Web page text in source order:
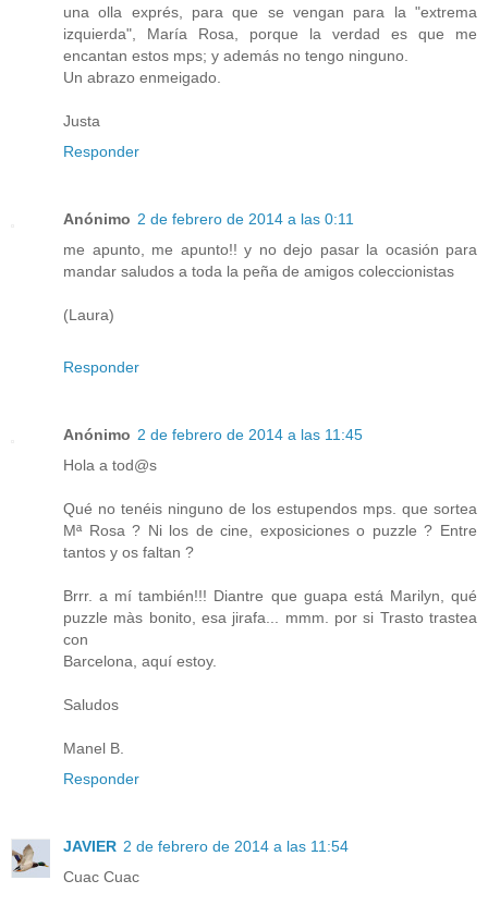
una olla exprés, para que se vengan para la "extrema
izquierda", María Rosa, porque la verdad es que me
encantan estos mps; y además no tengo ninguno.
Un abrazo enmeigado.
Justa
Responder
Anónimo 2 de febrero de 2014 a las 0:11
me apunto, me apunto!! y no dejo pasar la ocasión para
mandar saludos a toda la peña de amigos coleccionistas
(Laura)
Responder
Anónimo 2 de febrero de 2014 a las 11:45
Hola a tod@s
Qué no tenéis ninguno de los estupendos mps. que sortea
Mª Rosa ? Ni los de cine, exposiciones o puzzle ? Entre
tantos y os faltan ?
Brrr. a mí también!!! Diantre que guapa está Marilyn, qué
puzzle màs bonito, esa jirafa... mmm. por si Trasto trastea
con
Barcelona, aquí estoy.
Saludos
Manel B.
Responder
JAVIER 2 de febrero de 2014 a las 11:54
Cuac Cuac